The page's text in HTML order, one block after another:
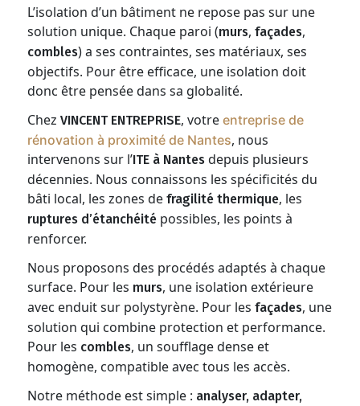
L’isolation d’un bâtiment ne repose pas sur une
solution unique. Chaque paroi (murs,façades,
combles) a ses contraintes, ses matériaux, ses
objectifs. Pour être efficace, une isolation doit
donc être pensée dans sa globalité.
ChezVINCENT ENTREPRISE, votreentreprise de
rénovation à proximité de Nantes, nous
intervenons sur l’ITE à Nantes depuis plusieurs
décennies. Nous connaissons les spécificités du
bâti local, les zones defragilité thermique, les
ruptures d’étanchéité possibles, les points à
renforcer.
Nous proposons des procédés adaptés à chaque
surface. Pour les murs, une isolation extérieure
avec enduit sur polystyrène. Pour lesfaçades, une
solution qui combine protection et performance.
Pour les combles, un soufflage dense et
homogène, compatible avec tous les accès.
Notre méthode est simple : analyser, adapter,